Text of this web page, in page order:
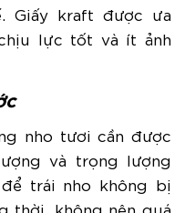
Giấy kraft được ưa
lực tốt và ít ảnh
nho tươi cần được
và trọng lượng
trái nho không bị
thời, không nên quá